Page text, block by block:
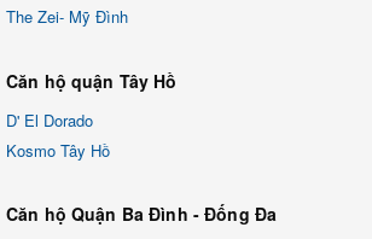
The Zei- Mỹ Đình
Căn hộ quận Tây Hồ
D' El Dorado
Kosmo Tây Hồ
Căn hộ Quận Ba Đình - Đống Đa